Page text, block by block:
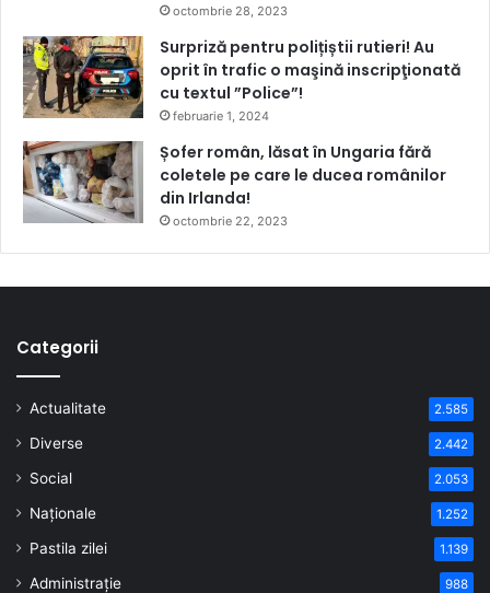
octombrie 28, 2023
Surpriză pentru polițiștii rutieri! Au
oprit în trafic o maşină inscripţionată
cu textul ”Police”!
februarie 1, 2024
Șofer român, lăsat în Ungaria fără
coletele pe care le ducea românilor
din Irlanda!
octombrie 22, 2023
Categorii
Actualitate 2.585
Diverse 2.442
Social 2.053
Naționale 1.252
Pastila zilei 1.139
Administrație 988